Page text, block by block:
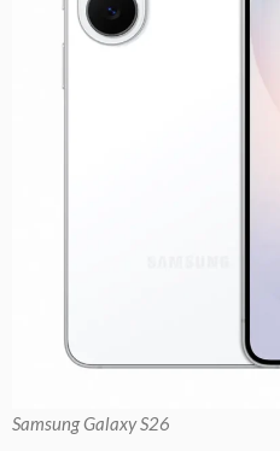
Samsung Galaxy S26